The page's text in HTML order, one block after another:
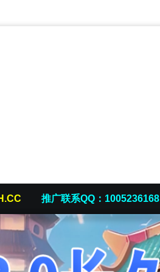
推广联系QQ：1005236168